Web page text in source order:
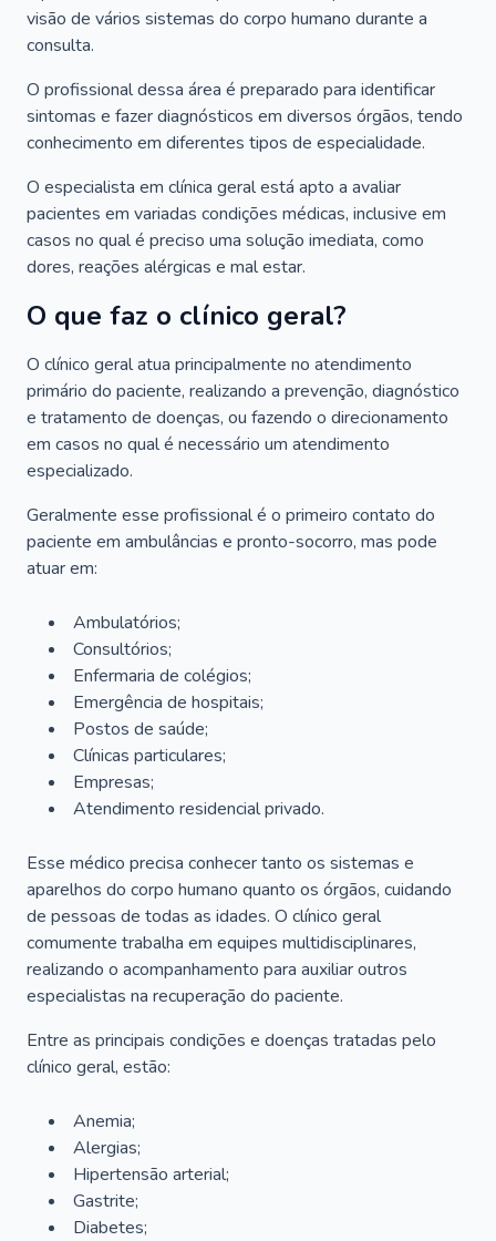
visão de vários sistemas do corpo humano durante a
consulta.
O profissional dessa área é preparado para identificar
sintomas e fazer diagnósticos em diversos órgãos, tendo
conhecimento em diferentes tipos de especialidade.
O especialista em clínica geral está apto a avaliar
pacientes em variadas condições médicas, inclusive em
casos no qual é preciso uma solução imediata, como
dores, reações alérgicas e mal estar.
O que faz o clínico geral?
O clínico geral atua principalmente no atendimento
primário do paciente, realizando a prevenção, diagnóstico
e tratamento de doenças, ou fazendo o direcionamento
em casos no qual é necessário um atendimento
especializado.
Geralmente esse profissional é o primeiro contato do
paciente em ambulâncias e pronto-socorro, mas pode
atuar em:
Ambulatórios;
Consultórios;
Enfermaria de colégios;
Emergência de hospitais;
Postos de saúde;
Clínicas particulares;
Empresas;
Atendimento residencial privado.
Esse médico precisa conhecer tanto os sistemas e
aparelhos do corpo humano quanto os órgãos, cuidando
de pessoas de todas as idades. O clínico geral
comumente trabalha em equipes multidisciplinares,
realizando o acompanhamento para auxiliar outros
especialistas na recuperação do paciente.
Entre as principais condições e doenças tratadas pelo
clínico geral, estão:
Anemia;
Alergias;
Hipertensão arterial;
Gastrite;
Diabetes;